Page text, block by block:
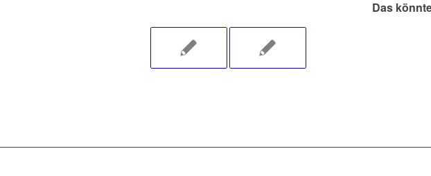
Das